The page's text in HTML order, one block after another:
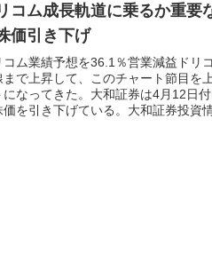
コム成長軌道に乗るか重要
価引き下げ
コム業績予想を36.1％営業減益ドリ
まで上昇して、このチャート節目を
になってきた。大和証券は4月12日
価を引き下げている。大和証券投資情